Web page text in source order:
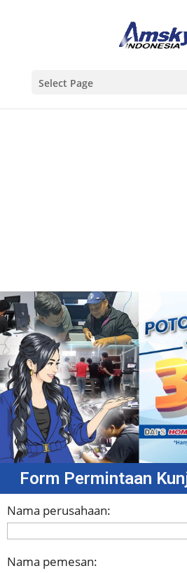
Select Page
Form Permintaan
Nama perusahaan:
Nama pemesan: